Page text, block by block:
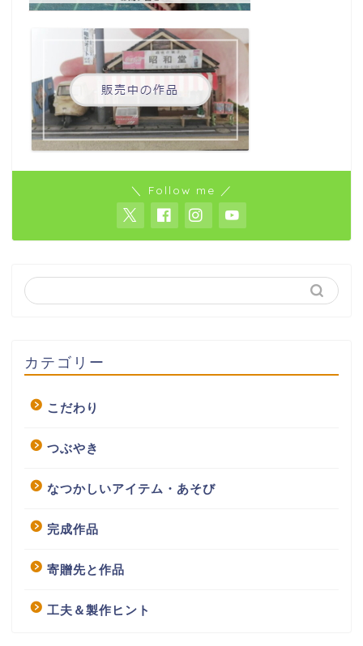
＼ Follow me ／
カテゴリー
こだわり
つぶやき
なつかしいアイテム・あそび
完成作品
寄贈先と作品
工夫＆製作ヒント